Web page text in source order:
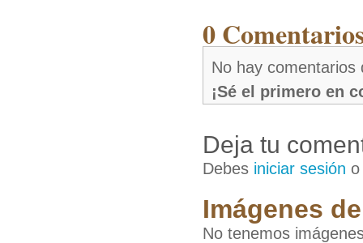
0
No hay comentarios
¡Sé el primero en
Deja tu
Debes iniciar sesión
Imágenes
No tenemos